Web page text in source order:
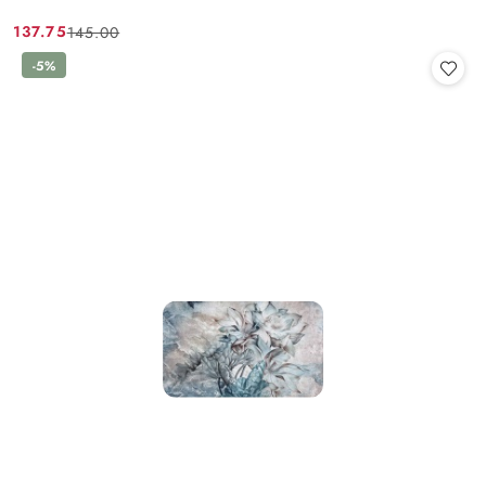
Cena
promocyjna:
137.75
Cena
przed
145.00
-5%